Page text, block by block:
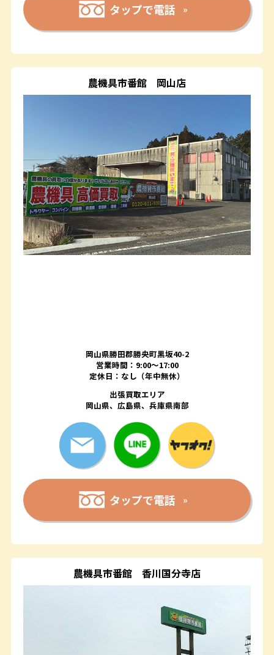
タップで電話
農機具市番館 岡山店
岡山県勝田郡勝央町黒坂40-2
営業時間：9:00～17:00
定休日：なし（年中無休）
出張買取エリア
岡山県、広島県、兵庫県南部
タップで電話
農機具市番館 香川国分寺店